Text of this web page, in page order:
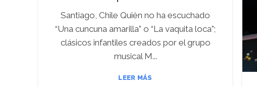
Santiago, Chile Quién no ha escuchado
“Una cuncuna amarilla” o “La vaquita loca”;
clásicos infantiles creados por el grupo
musical M...
LEER MÁS